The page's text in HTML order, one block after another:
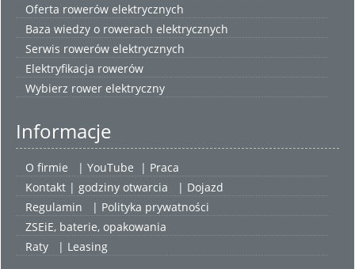
Oferta rowerów elektrycznych
Baza wiedzy o rowerach elektrycznych
Serwis rowerów elektrycznych
Elektryfikacja rowerów
Wybierz rower elektryczny
Informacje
O firmie | YouTube | Praca
Kontakt | godziny otwarcia
| Dojazd
Regulamin
| Polityka prywatności
ZSEiE, baterie, opakowania
Raty
| Leasing